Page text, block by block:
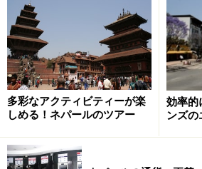
パタレチャンゴ
ポカラの街には世界遺産サイトもな
べると観光見所は少なめ。定番の
は、フェワ湖とアンナプルナ連山を
山妙法寺」。伝統的な絨毯の製作
リンチベット難民キャンプ
多彩なアクティビティーが楽
しめる！ネパールのツアー
効率的
ンズの